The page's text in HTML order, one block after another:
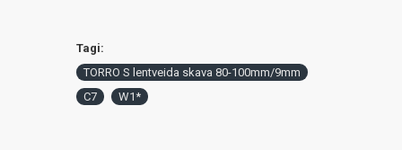
Tagi:
TORRO S lentveida skava 80-100mm/9mm
C7
W1*